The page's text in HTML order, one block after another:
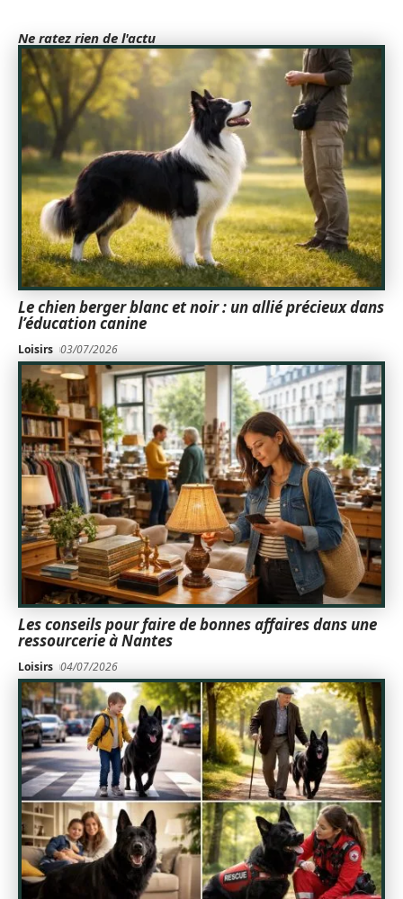
Ne ratez rien de l'actu
Le chien berger blanc et noir : un allié précieux dans
l’éducation canine
Loisirs 03/07/2026
Les conseils pour faire de bonnes affaires dans une
ressourcerie à Nantes
Loisirs 04/07/2026